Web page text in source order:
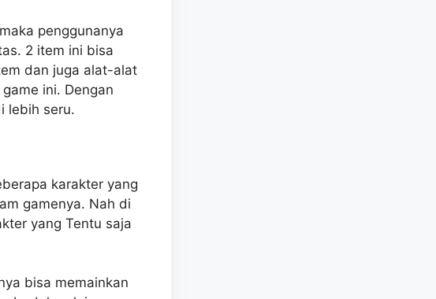
penggunanya
2 item ini bisa
dan juga alat-alat
ini. Dengan
lebih seru.
karakter yang
gamenya. Nah di
yang Tentu saja
bisa memainkan